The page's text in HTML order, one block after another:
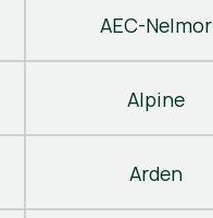
AEC-Nelmor
Alpine
Arden